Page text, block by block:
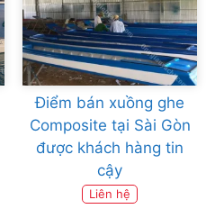
Điểm bán xuồng ghe
Composite tại Sài Gòn
được khách hàng tin
cậy
Liên hệ